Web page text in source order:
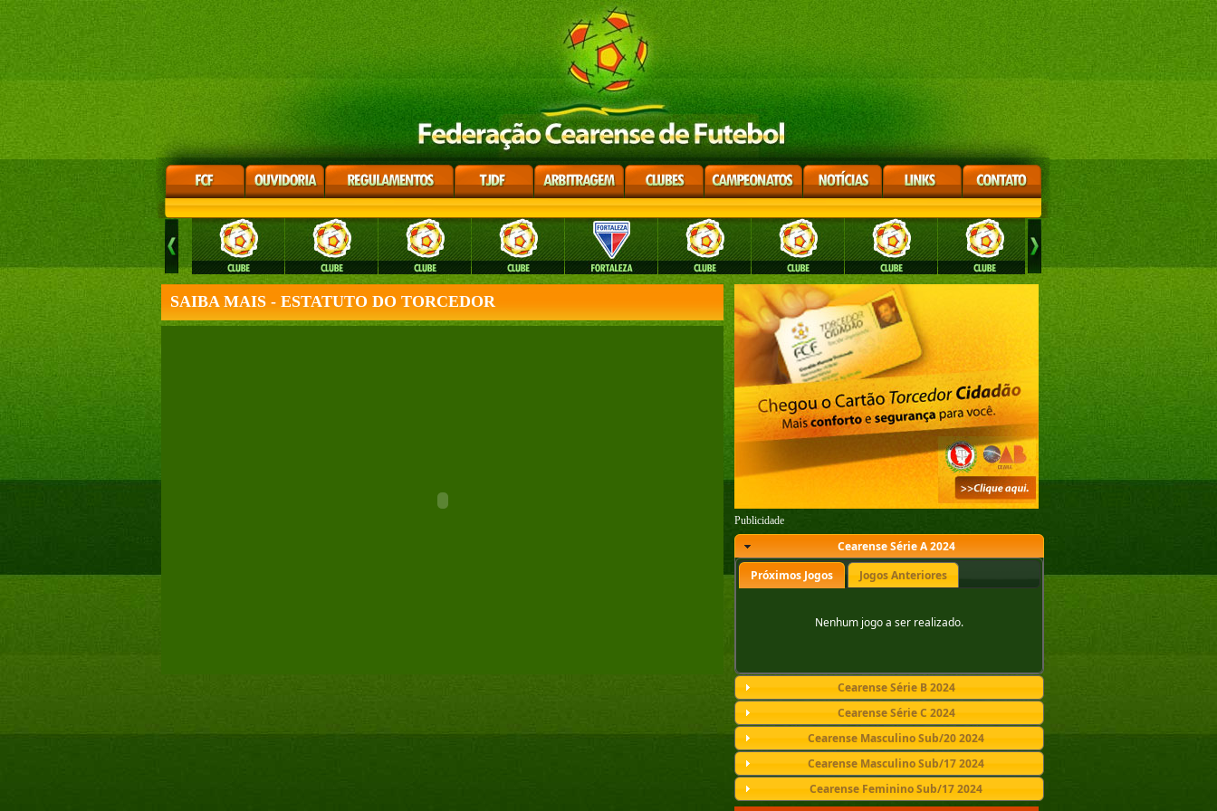
SAIBA MAIS - ESTATUTO DO TORCEDOR
Publicidade
Cearense Série A 2024
Próximos Jogos
Jogos Anteriores
Nenhum jogo a ser realizado.
Cearense Série B 2024
Cearense Série C 2024
Cearense Masculino Sub/20 2024
Cearense Masculino Sub/17 2024
Cearense Feminino Sub/17 2024